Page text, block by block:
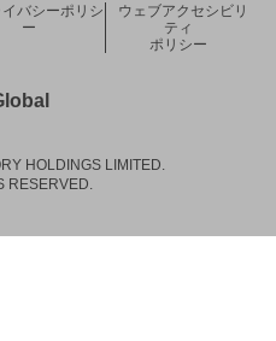
HOLDINGS LIMITED.
RESERVED.
イバシーポリシ
ー
ウェブアクセシビリ
ティ
ポリシー
新しいウィンドウで開く